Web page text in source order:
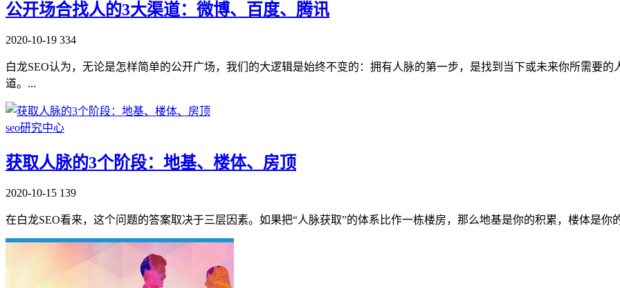
公开场合找人的3大渠道：微博、百度、腾讯
2020-10-19 334
白龙SEO认为，无论是怎样简单的公开广场，我们的大逻辑是始终不变的：拥有人脉的第一步，是找到当下或未来你所需要
道。...
seo研究中心
获取人脉的3个阶段：地基、楼体、房顶
2020-10-15 139
在白龙SEO看来，这个问题的答案取决于三层因素。如果把“人脉获取”的体系比作一栋楼房，那么地基是你的积累，楼体是